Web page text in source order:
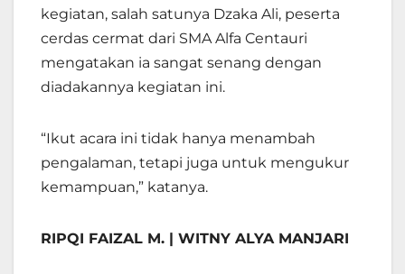
kegiatan, salah satunya Dzaka Ali, peserta
cerdas cermat dari SMA Alfa Centauri
mengatakan ia sangat senang dengan
diadakannya kegiatan ini.
“Ikut acara ini tidak hanya menambah
pengalaman, tetapi juga untuk mengukur
kemampuan,” katanya.
RIPQI FAIZAL M. | WITNY ALYA MANJARI